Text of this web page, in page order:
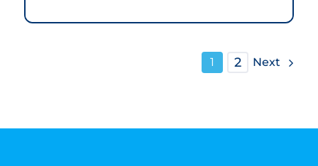
1 2 Next